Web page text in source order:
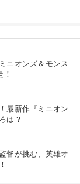
ニオンズ＆モンス
！
最新作『ミニオン
は？
督が挑む、英雄オ